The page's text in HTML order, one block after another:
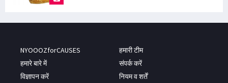
NYOOOZforCAUSES
हमारे बारे में
विज्ञापन करें
हमारी टीम
संपर्क करें
नियम व शर्तें